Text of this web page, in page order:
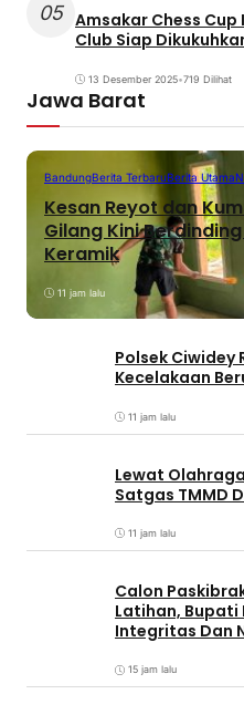
05 Amsakar Chess Cup
Club Siap
13 Desember 2025•719 Dilihat
Jawa Barat
BandungBerita TerbaruBerita Utama
Kesan Reyot dan
Gilang Kini
Keramik
11 jam lalu
Polsek Ciwidey
Kecelakaan
11 jam lalu
Lewat
Satgas TMMD
11 jam lalu
Calon
Latihan, Bupati
Integritas Dan
15 jam lalu